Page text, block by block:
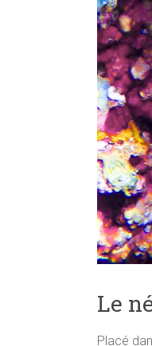
Le
Placé